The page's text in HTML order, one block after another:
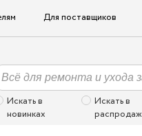
Для поставщиков
Искать в
новинках
Искать в